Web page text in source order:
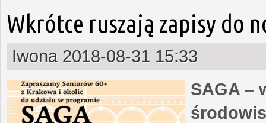
Wkrótce ruszają zapisy do
Iwona 2018-08-31 15:33
SAGA –